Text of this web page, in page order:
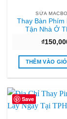
SỬA
Thay Bàn Phím
Tận Nhà Ở
₫
THÊM VÀO
Save